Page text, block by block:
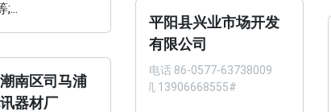
;...
平阳县兴业市场开发
有限公司
电话 86-0577-63738009
手机 13906668555#
南区司马浦
器材厂